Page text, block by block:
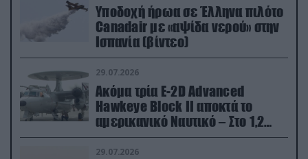
Υποδοχή ήρωα σε Έλληνα πιλότο
Canadair με «αψίδα νερού» στην
Ισπανία (βίντεο)
29.07.2026
Ακόμα τρία E-2D Advanced
Hawkeye Block II αποκτά το
αμερικανικό Ναυτικό – Στο 1,2
δισ.δολάρια το κόστος
29.07.2026